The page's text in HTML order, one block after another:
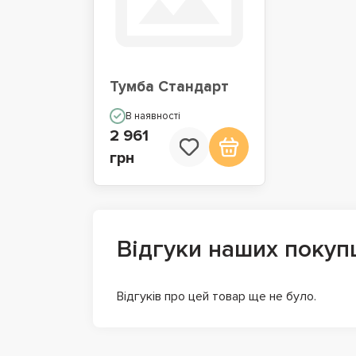
Тумба Стандарт
В наявності
2 961
грн
Відгуки наших
Відгуків про цей товар ще не було.